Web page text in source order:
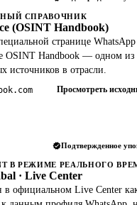
СПРАВОЧНИК
(OSINT Handbook)
странице WhatsApp
OSINT Handbook — одном из
источников в отрасли.
Просмотреть
Подтвержденное
В РЕЖИМЕ РЕАЛЬНОГО
· Live Center
в официальном Live Center